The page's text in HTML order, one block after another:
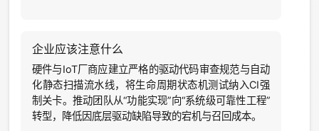
企业应该注意什么
硬件与IoT厂商应建立严格的驱动代码审查规范与自动
化静态扫描流水线，将生命周期状态机测试纳入CI强
制关卡。推动团队从“功能实现”向“系统级可靠性工程”
转型，降低因底层驱动缺陷导致的宕机与召回成本。